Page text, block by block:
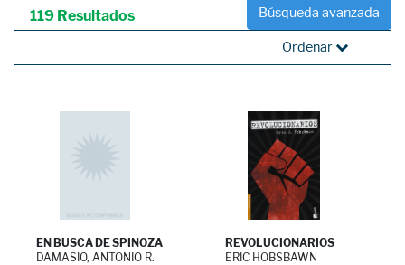
119 Resultados Búsqueda avanzada
Ordenar
EN BUSCA DE SPINOZA
DAMASIO, ANTONIO R.
REVOLUCIONARIOS
ERIC HOBSBAWN